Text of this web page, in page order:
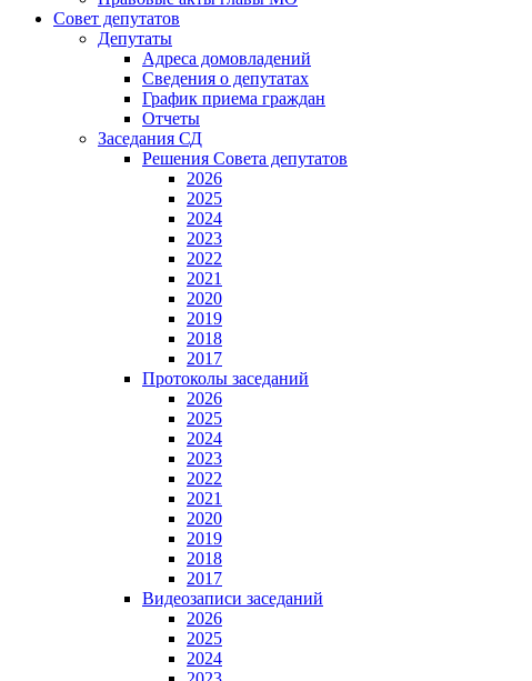
Совет депутатов
Депутаты
Адреса домовладений
Сведения о депутатах
График приема граждан
Отчеты
Заседания СД
Решения Совета депутатов
2026
2025
2024
2023
2022
2021
2020
2019
2018
2017
Протоколы заседаний
2026
2025
2024
2023
2022
2021
2020
2019
2018
2017
Видеозаписи заседаний
2026
2025
2024